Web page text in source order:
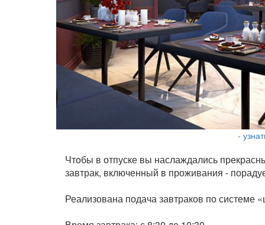
-
Чтобы в отпуске вы наслаждались
завтрак, включенный в проживания -
Реализована подача завтраков по системе